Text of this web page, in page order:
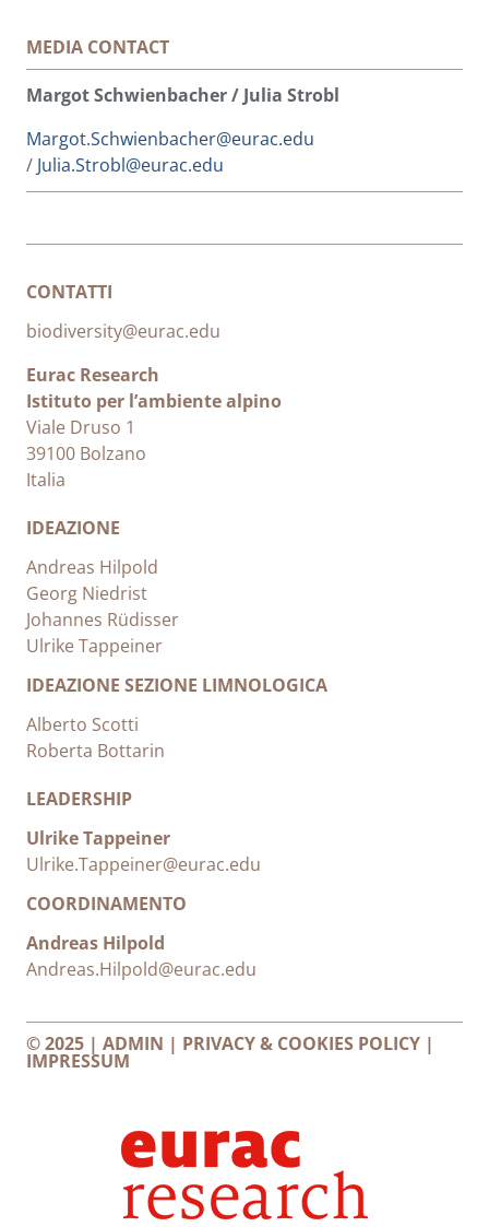
MEDIA CONTACT
Margot Schwienbacher / Julia Strobl
Margot.Schwienbacher@eurac.edu
/ Julia.Strobl@eurac.edu
CONTATTI
biodiversity@eurac.edu
Eurac Research
Istituto per l’ambiente alpino
Viale Druso 1
39100 Bolzano
Italia
IDEAZIONE
Andreas Hilpold
Georg Niedrist
Johannes Rüdisser
Ulrike Tappeiner
IDEAZIONE SEZIONE LIMNOLOGICA
Alberto Scotti
Roberta Bottarin
LEADERSHIP
Ulrike Tappeiner
Ulrike.Tappeiner@eurac.edu
COORDINAMENTO
Andreas Hilpold
Andreas.Hilpold@eurac.edu
© 2025 | ADMIN | PRIVACY & COOKIES POLICY |
IMPRESSUM